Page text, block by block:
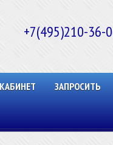
+7(495)210-
ЗАПРОСИТЬ